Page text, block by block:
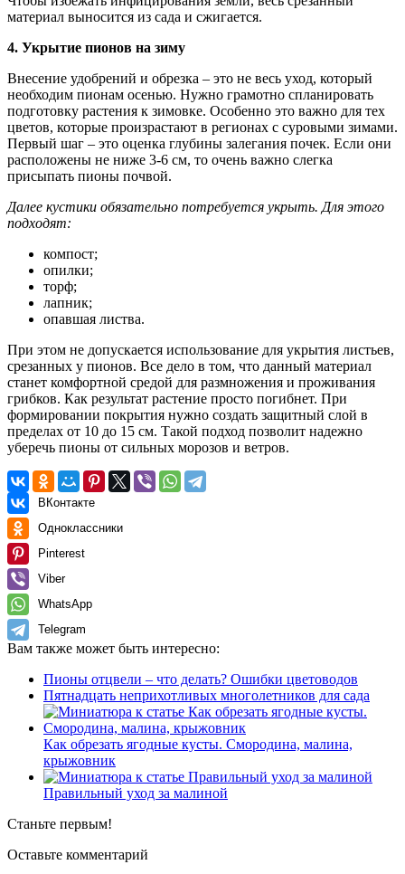
материал выносится из сада и сжигается.
4. Укрытие пионов на зиму
Внесение удобрений и обрезка – это не весь уход, который
необходим пионам осенью. Нужно грамотно спланировать
подготовку растения к зимовке. Особенно это важно для тех
цветов, которые произрастают в регионах с суровыми зимами.
Первый шаг – это оценка глубины залегания почек. Если они
расположены не ниже 3-6 см, то очень важно слегка
присыпать пионы почвой.
Далее кустики обязательно потребуется укрыть. Для этого
подходят:
компост;
опилки;
торф;
лапник;
опавшая листва.
При этом не допускается использование для укрытия листьев,
срезанных у пионов. Все дело в том, что данный материал
станет комфортной средой для размножения и проживания
грибков. Как результат растение просто погибнет. При
формировании покрытия нужно создать защитный слой в
пределах от 10 до 15 см. Такой подход позволит надежно
уберечь пионы от сильных морозов и ветров.
ВКонтакте
Одноклассники
Pinterest
Viber
WhatsApp
Telegram
Вам также может быть интересно:
Пионы отцвели – что делать? Ошибки цветоводов
Пятнадцать неприхотливых многолетников для сада
Как обрезать ягодные кусты. Смородина, малина,
крыжовник
Правильный уход за малиной
Станьте первым!
Оставьте комментарий